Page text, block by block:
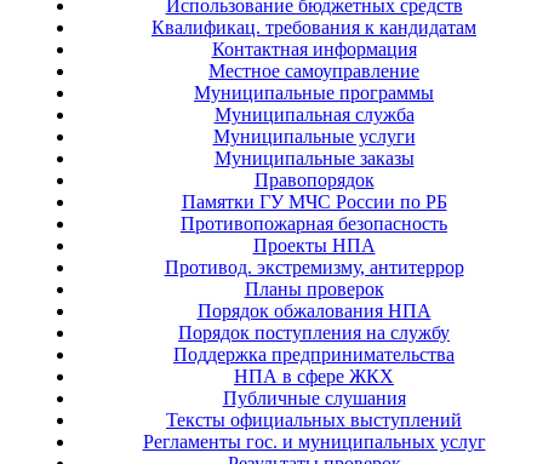
Использование бюджетных средств
Квалификац. требования к кандидатам
Контактная информация
Местное самоуправление
Муниципальные программы
Муниципальная служба
Муниципальные услуги
Муниципальные заказы
Правопорядок
Памятки ГУ МЧС России по РБ
Противопожарная безопасность
Проекты НПА
Противод. экстремизму, антитеррор
Планы проверок
Порядок обжалования НПА
Порядок поступления на службу
Поддержка предпринимательства
НПА в сфере ЖКХ
Публичные слушания
Тексты официальных выступлений
Регламенты гос. и муниципальных услуг